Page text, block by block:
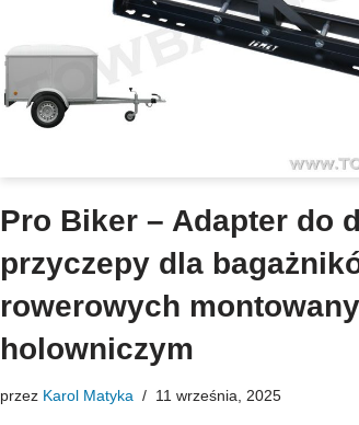
Pro Biker – Adapter do
przyczepy dla
rowerowych
holowniczym
przez Karol Matyka 11 września, 2025